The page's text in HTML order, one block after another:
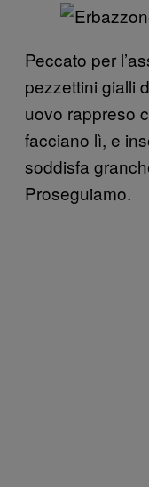
Peccato per
pezzettini gialli
uovo rappreso
facciano lì, e
soddisfa
Proseguiamo.